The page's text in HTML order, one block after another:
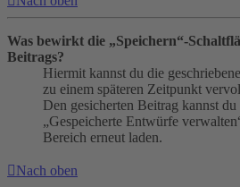
Was bewirkt die „Speichern“-
Beitrags?
Hiermit kannst du die
zu einem späteren Zeitpunkt
Den gesicherten Beitrag kannst
„Gespeicherte Entwürfe
Bereich erneut laden.
Nach oben